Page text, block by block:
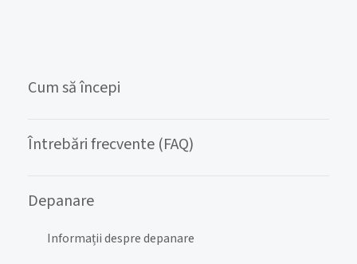
Cum să începi
Întrebări frecvente (FAQ)
Depanare
Informații despre depanare